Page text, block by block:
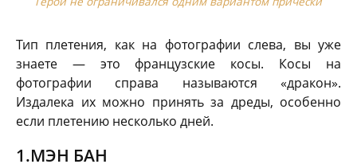
Тип плетения, как на фотографии слева, вы уже
знаете — это французские косы. Косы на
фотографии справа называются «дракон».
Издалека их можно принять за дреды, особенно
если плетению несколько дней.
1.МЭН БАН